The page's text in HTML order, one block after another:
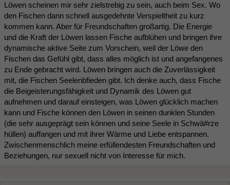
Löwen scheinen mir sehr zielstrebig zu sein, auch beim Sex. Wo
den Fischen dann schnell ausgedehnte Verspieltheit zu kurz
kommen kann. Aber für Freundschaften großartig. Die Energie
und die Kraft der Löwen lassen Fische aufblühen und bringen ihre
dynamische aktive Seite zum Vorschein, weil der Löwe den
Fischen das Gefühl gibt, dass alles möglich ist und angefangenes
zu Ende gebracht wird. Löwen bringen auch die Zuverlässigkeit
mit, die Fischen Seelenbfieden gibt. Ich denke auch, dass Fische
die Beigeisterungsfähigkeit und Dynamik des Löwen gut
aufnehmen und darauf einsteigen, was Löwen glücklich machen
kann und Fische können den Löwen in seinen dunklen Stunden
(die sehr ausgeprägt sein können und seine Seele in Schwä#rze
hüllen) auffangen und mit ihrer Wärme und Liebe entspannen.
Zwischenmenschlich meine erfüllendesten Freundschaften und
Beziehungen, nur sexuell nicht von Interesse für mich.